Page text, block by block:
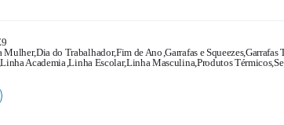
Mulher,Dia do Trabalhador,Fim de Ano,Garrafas e Squeezes,Garrafas
Linha Academia,Linha Escolar,Linha Masculina,Produtos Térmicos,